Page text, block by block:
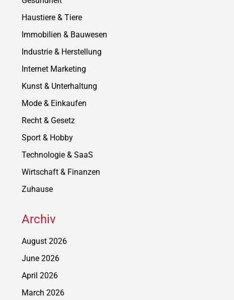
Haustiere & Tiere
Immobilien & Bauwesen
Industrie & Herstellung
Internet Marketing
Kunst & Unterhaltung
Mode & Einkaufen
Recht & Gesetz
Sport & Hobby
Technologie & SaaS
Wirtschaft & Finanzen
Zuhause
Archiv
August 2026
June 2026
April 2026
March 2026